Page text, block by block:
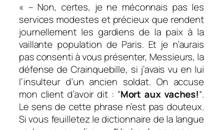
« – Non, certes, je ne méconnais pas les
services modestes et précieux que rendent
journellement les gardiens de la paix à la
vaillante population de Paris. Et je n’aurais
pas consenti à vous présenter, Messieurs, la
défense de Crainquebille, si j’avais vu en lui
l’insulteur d’un ancien soldat. On accuse
mon client d’avoir dit : “Mort aux vaches!“.
Le sens de cette phrase n’est pas douteux.
Si vous feuilletez le dictionnaire de la langue